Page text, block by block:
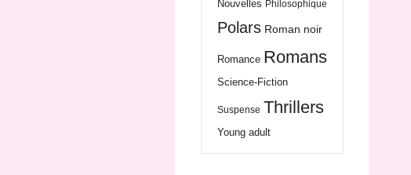
Nouvelles Philosophique
Polars Roman noir
Romance Romans
Science-Fiction
Suspense Thrillers
Young adult